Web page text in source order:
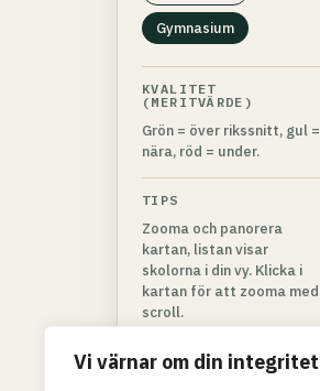
Vi värnar om din integritet
Gymnasium
KVALITET
(MERITVÄRDE)
Grön = över rikssnitt, gul =
nära, röd = under.
TIPS
Zooma och panorera
kartan, listan visar
skolorna i din vy. Klicka i
kartan för att zooma med
scroll.